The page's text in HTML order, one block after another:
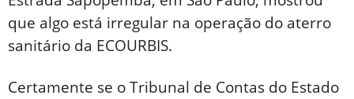
que algo está irregular na operação do aterro
sanitário da ECOURBIS.
Certamente se o Tribunal de Contas do Estado